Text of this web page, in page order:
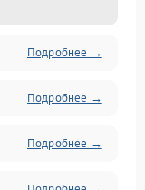
Подробнее →
Подробнее →
Подробнее →